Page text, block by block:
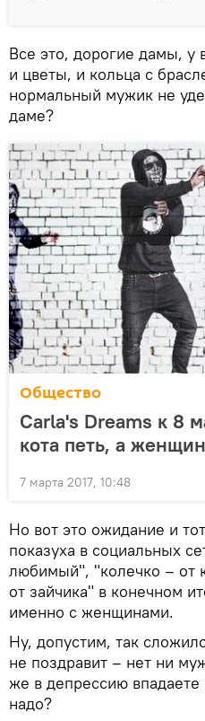
Все это, дорогие дамы, у
и цветы, и кольца с
нормальный мужик не
даме?
Общество
Carla's Dreams к 8
кота петь, а
7 марта 2017, 10:48
Но вот это ожидание и
показуха в социальных
любимый", "колечко – от
от зайчика" в конечном
именно с женщинами.
Ну, допустим, так
не поздравит – нет ни
же в депрессию
надо?